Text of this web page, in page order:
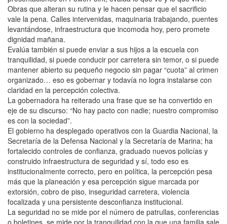
Obras que alteran su rutina y le hacen pensar que el sacrificio
vale la pena. Calles intervenidas, maquinaria trabajando, puentes
levantándose, infraestructura que incomoda hoy, pero promete
dignidad mañana.
Evalúa también si puede enviar a sus hijos a la escuela con
tranquilidad, si puede conducir por carretera sin temor, o si puede
mantener abierto su pequeño negocio sin pagar “cuota” al crimen
organizado… eso es gobernar y todavía no logra instalarse con
claridad en la percepción colectiva.
La gobernadora ha reiterado una frase que se ha convertido en
eje de su discurso: “No hay pacto con nadie; nuestro compromiso
es con la sociedad”.
El gobierno ha desplegado operativos con la Guardia Nacional, la
Secretaría de la Defensa Nacional y la Secretaría de Marina; ha
fortalecido controles de confianza, graduado nuevos policías y
construido infraestructura de seguridad y sí, todo eso es
institucionalmente correcto, pero en política, la percepción pesa
más que la planeación y esa percepción sigue marcada por
extorsión, cobro de piso, inseguridad carretera, violencia
focalizada y una persistente desconfianza institucional.
La seguridad no se mide por el número de patrullas, conferencias
o boletines, se mide por la tranquilidad con la que una familia sale